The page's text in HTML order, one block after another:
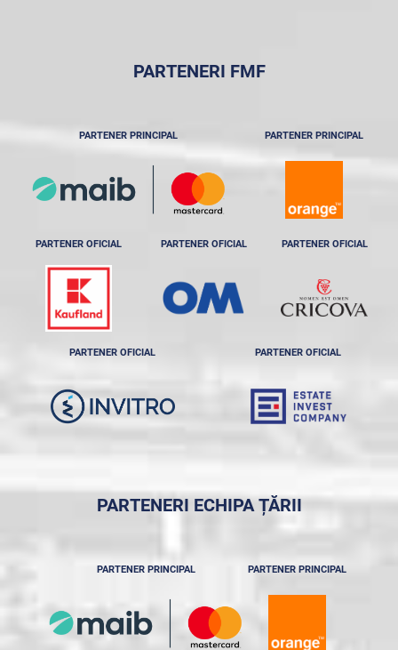
PARTENERI FMF
PARTENER PRINCIPAL PARTENER PRINCIPAL
PARTENER OFICIAL PARTENER OFICIAL PARTENER OFICIAL
PARTENER OFICIAL PARTENER OFICIAL
PARTENERI ECHIPA ȚĂRII
PARTENER PRINCIPAL PARTENER PRINCIPAL